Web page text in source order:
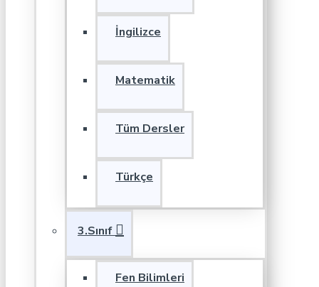
İngilizce
Matematik
Tüm Dersler
Türkçe
3.Sınıf
Fen Bilimleri